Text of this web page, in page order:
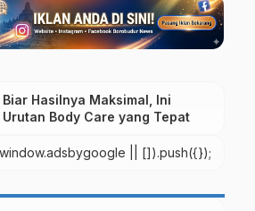
Biar Hasilnya Maksimal, Ini
Urutan Body Care yang Tepat
|| []).push({});